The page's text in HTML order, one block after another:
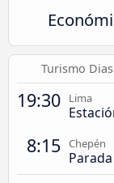
Turismo Dias
19:30 Lima
8:15 Chepén